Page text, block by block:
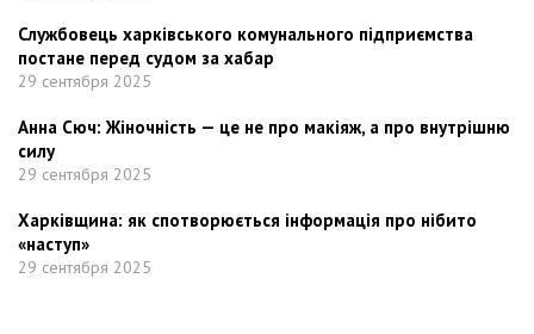
Службовець харківського комунального підприємства
постане перед судом за хабар
29 сентября 2025
Анна Сюч: Жіночність — це не про макіяж, а про внутрішню
силу
29 сентября 2025
Харківщина: як спотворюється інформація про нібито
«наступ»
29 сентября 2025